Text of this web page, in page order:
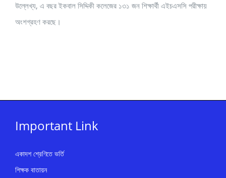
উল্লেখ্য, এ বছর ইকবাল সিদ্দিকী কলেজের ১৩১ জন শিক্ষার্থী এইচএসসি পরীক্ষায়
অংশগ্রহণ করছে।
Important Link
একাদশ শ্রেণিতে ভর্তি
শিক্ষক বাতায়ন